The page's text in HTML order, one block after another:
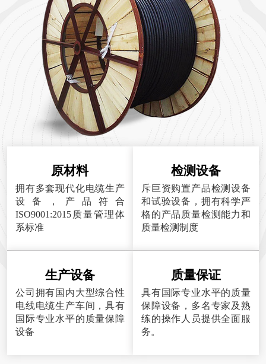
原材料
拥有多套现代化电缆生产
设备，产品符合
ISO9001:2015质量管理体
系标准
检测设备
斥巨资购置产品检测设备
和试验设备，拥有科学严
格的产品质量检测能力和
质量检测制度
生产设备
公司拥有国内大型综合性
电线电缆生产车间，具有
国际专业水平的质量保障
设备
质量保证
具有国际专业水平的质量
保障设备，多名专家及熟
练的操作人员提供全面服
务。
品质保障